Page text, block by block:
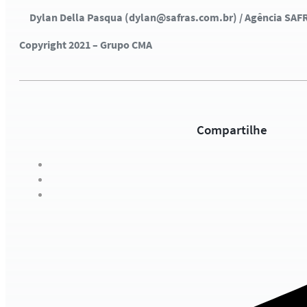
Dylan Della Pasqua (dylan@safras.com.br) / Agência
Copyright 2021 – Grupo CMA
Compartilhe